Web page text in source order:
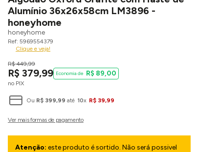
Alumínio 36x26x58cm LM3896 -
honeyhome
honeyhome
5969554379
Clique e veja!
R$ 449,99
R$ 379,99
no PIX
R$ 89,00
Ou R$ 399,99 até 10x R$ 39,99
Atenção: este produto é sortido. Não será possivel